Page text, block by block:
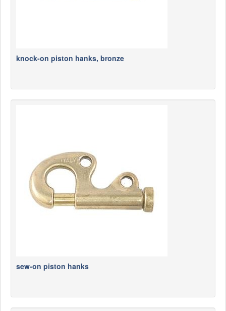
knock-on piston hanks, bronze
sew-on piston hanks